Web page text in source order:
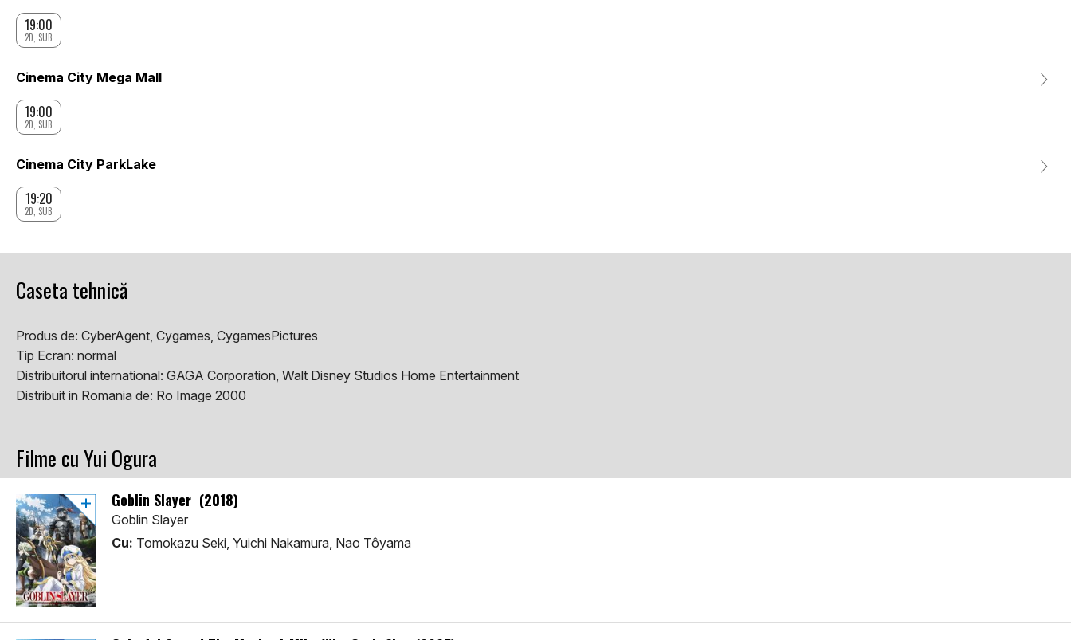
19:00
2D, SUB
Cinema City Mega Mall
19:00
2D, SUB
Cinema City ParkLake
19:20
2D, SUB
Caseta tehnică
Produs de: CyberAgent, Cygames, CygamesPictures
Tip Ecran: normal
Distribuitorul international: GAGA Corporation, Walt Disney Studios Home Entertainment
Distribuit in Romania de: Ro Image 2000
Filme cu Yui Ogura
Goblin Slayer (2018)
Goblin Slayer
Cu: Tomokazu Seki, Yuichi Nakamura, Nao Tôyama